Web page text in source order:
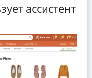
ассистент